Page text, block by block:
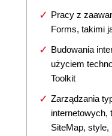
Pracy z
Forms, takimi
Budowania
użyciem
Toolkit
Zarządzania
internetowych,
SiteMap,